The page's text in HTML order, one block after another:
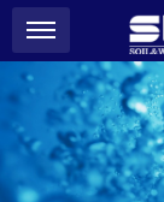
S
P
o